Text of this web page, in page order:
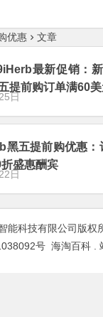
优惠 文章
最新促销：
提前购订单满60
日
黑五提前购优惠：
盛惠酬宾
日
能科技有限公司版权
号 海淘百科.